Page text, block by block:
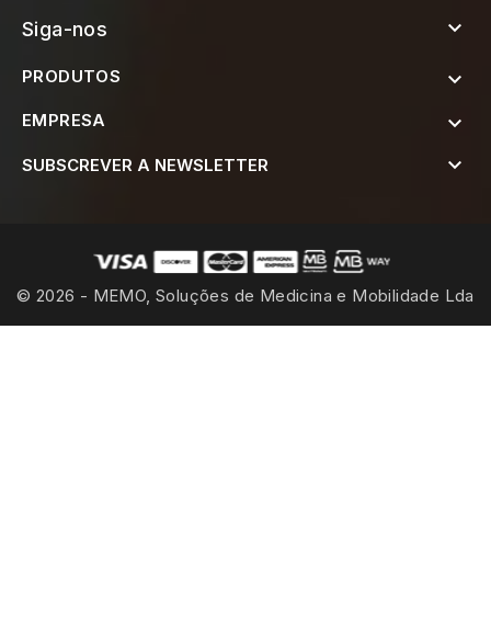
Siga-nos 
PRODUTOS 
EMPRESA 
SUBSCREVER A NEWSLETTER 
© 2026 - MEMO, Soluções de Medicina e Mobilidade Lda